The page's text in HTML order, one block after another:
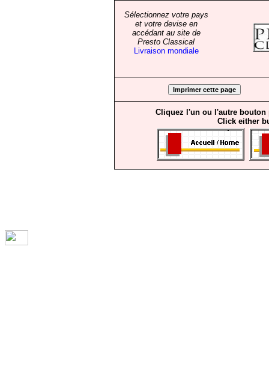
Sélectionnez votre pays
et votre devise en
accédant au site de
Presto Classical
Livraison mondiale
Cliquez l'un ou l'autre bouton
Click either